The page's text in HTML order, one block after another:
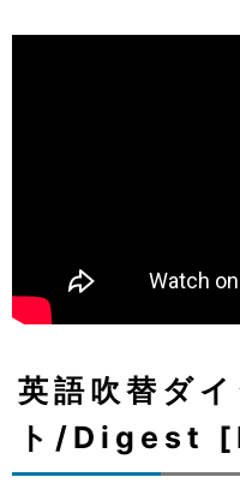
英語吹替ダ
ト/Digest